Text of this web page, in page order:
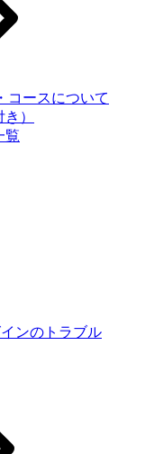
コースについて
）
覧
ンのトラブル